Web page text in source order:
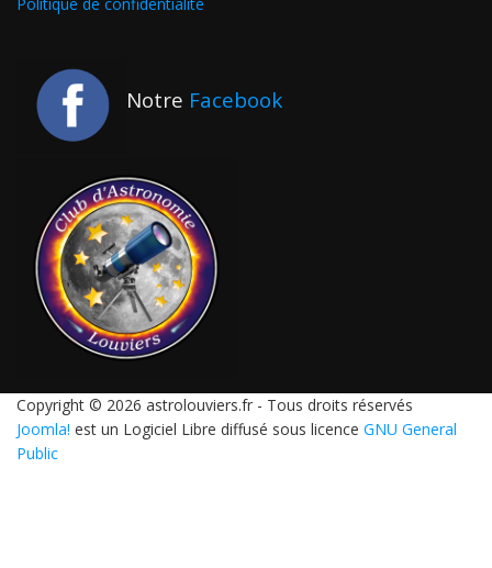
Notre Facebook
Copyright © 2026 astrolouviers.fr - Tous droits réservés
Joomla! est un Logiciel Libre diffusé sous licence GNU General
Public